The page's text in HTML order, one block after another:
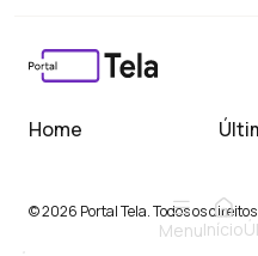
MenuInício
Home
© 2026 Portal Tela. Todos os